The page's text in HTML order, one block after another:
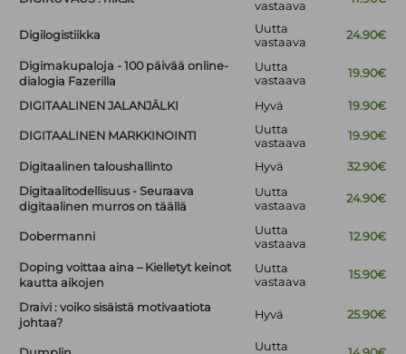
vastaava
Digilogistiikka
Uutta
vastaava
24.90€
Digimakupaloja - 100 päivää online-
dialogia Fazerilla
Uutta
vastaava
19.90€
DIGITAALINEN JALANJÄLKI Hyvä 19.90€
DIGITAALINEN MARKKINOINTI
Uutta
vastaava
19.90€
Digitaalinen taloushallinto Hyvä
32.90€
Digitaalitodellisuus - Seuraava
digitaalinen murros on täällä
Uutta
vastaava
24.90€
Dobermanni
Uutta
vastaava
12.90€
Doping voittaa aina – Kielletyt keinot
kautta aikojen
Uutta
vastaava
15.90€
Draivi : voiko sisäistä motivaatiota
johtaa?
Hyvä 25.90€
Uutta